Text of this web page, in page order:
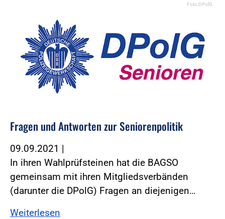
Foto:DPolG
Fragen und Antworten zur Seniorenpolitik
09.09.2021 |
In ihren Wahlprüfsteinen hat die BAGSO
gemeinsam mit ihren Mitgliedsverbänden
(darunter die DPolG) Fragen an diejenigen…
Weiterlesen